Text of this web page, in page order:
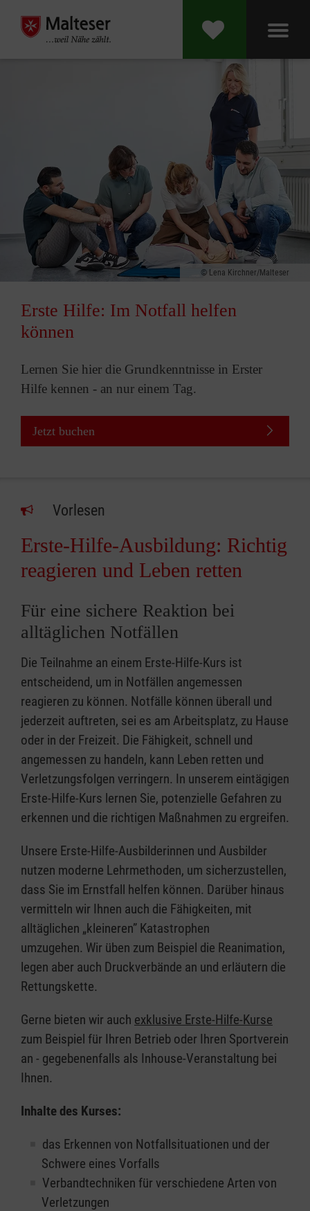
Lena Kirchner/Malteser
Erste Hilfe: Im Notfall helfen
können
Lernen Sie hier die Grundkenntnisse in Erster
Hilfe kennen - an nur einem Tag.
Jetzt buchen
Vorlesen
Erste-Hilfe-Ausbildung: Richtig
reagieren und Leben retten
Für eine sichere Reaktion bei
alltäglichen Notfällen
Die Teilnahme an einem Erste-Hilfe-Kurs ist
entscheidend, um in Notfällen angemessen
reagieren zu können. Notfälle können überall und
jederzeit auftreten, sei es am Arbeitsplatz, zu Hause
oder in der Freizeit. Die Fähigkeit, schnell und
angemessen zu handeln, kann Leben retten und
Verletzungsfolgen verringern. In unserem eintägigen
Erste-Hilfe-Kurs lernen Sie, potenzielle Gefahren zu
erkennen und die richtigen Maßnahmen zu ergreifen.
Unsere Erste-Hilfe-Ausbilderinnen und Ausbilder
nutzen moderne Lehrmethoden, um sicherzustellen,
dass Sie im Ernstfall helfen können. Darüber hinaus
vermitteln wir Ihnen auch die Fähigkeiten, mit
alltäglichen „kleineren” Katastrophen
umzugehen. Wir üben zum Beispiel die Reanimation,
legen aber auch Druckverbände an und erläutern die
Rettungskette.
Gerne bieten wir auch exklusive Erste-Hilfe-Kurse
zum Beispiel für Ihren Betrieb oder Ihren Sportverein
an - gegebenenfalls als Inhouse-Veranstaltung bei
Ihnen.
Inhalte des Kurses:
das Erkennen von Notfallsituationen und der
Schwere eines Vorfalls
Verbandtechniken für verschiedene Arten von
Verletzungen